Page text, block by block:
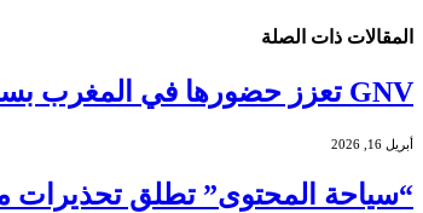
المقالات ذات الصلة
GNV تعزز حضورها في المغرب بسفينتين جديدتين تعملان بالغاز الطبيعي المسال لصيف 2026
أبريل 16, 2026
“سياحة المحتوى” تطلق تحذيرات